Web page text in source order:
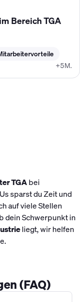
Bereich TGA
+5M.
TGAbei
sparst du Zeit und
auf viele Stellen
dein Schwerpunkt in
liegt, wir helfen
(FAQ)